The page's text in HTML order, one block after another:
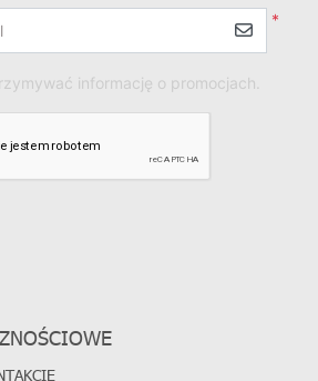
*
informację o promocjach.